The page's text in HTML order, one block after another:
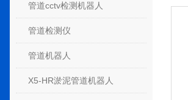
管道cctv检测机器人
管道检测仪
管道机器人
X5-HR淤泥管道机器人